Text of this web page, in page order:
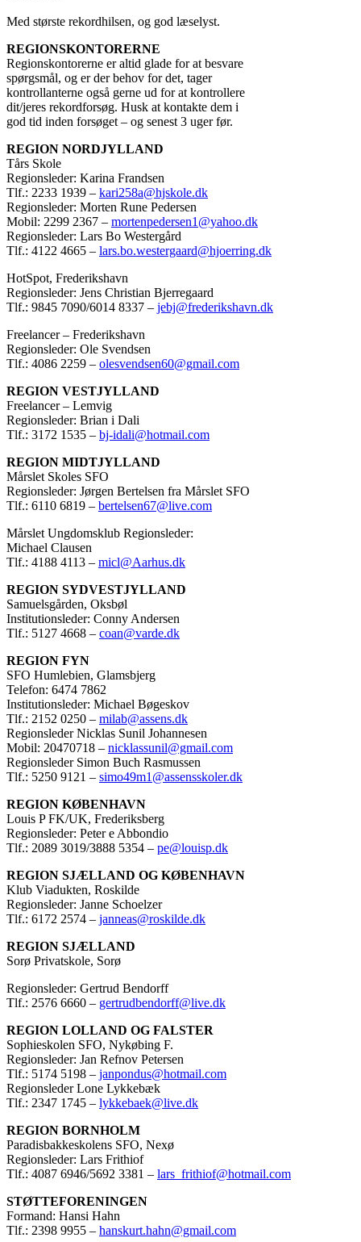
Med største rekordhilsen, og god læselyst.
REGIONSKONTORERNE
Regionskontorerne er altid glade for at besvare
spørgsmål, og er der behov for det, tager
kontrollanterne også gerne ud for at kontrollere
dit/jeres rekordforsøg. Husk at kontakte dem i
god tid inden forsøget – og senest 3 uger før.
REGION NORDJYLLAND
Tårs Skole
Regionsleder: Karina Frandsen
Tlf.: 2233 1939 – kari258a@hjskole.dk
Regionsleder: Morten Rune Pedersen
Mobil: 2299 2367 – mortenpedersen1@yahoo.dk
Regionsleder: Lars Bo Westergård
Tlf.: 4122 4665 – lars.bo.westergaard@hjoerring.dk
HotSpot, Frederikshavn
Regionsleder: Jens Christian Bjerregaard
Tlf.: 9845 7090/6014 8337 – jebj@frederikshavn.dk
Freelancer – Frederikshavn
Regionsleder: Ole Svendsen
Tlf.: 4086 2259 – olesvendsen60@gmail.com
REGION VESTJYLLAND
Freelancer – Lemvig
Regionsleder: Brian i Dali
Tlf.: 3172 1535 – bj-idali@hotmail.com
REGION MIDTJYLLAND
Mårslet Skoles SFO
Regionsleder: Jørgen Bertelsen fra Mårslet SFO
Tlf.: 6110 6819 – bertelsen67@live.com
Mårslet Ungdomsklub Regionsleder:
Michael Clausen
Tlf.: 4188 4113 – micl@Aarhus.dk
REGION SYDVESTJYLLAND
Samuelsgården, Oksbøl
Institutionsleder: Conny Andersen
Tlf.: 5127 4668 – coan@varde.dk
REGION FYN
SFO Humlebien, Glamsbjerg
Telefon: 6474 7862
Institutionsleder: Michael Bøgeskov
Tlf.: 2152 0250 – milab@assens.dk
Regionsleder Nicklas Sunil Johannesen
Mobil: 20470718 – nicklassunil@gmail.com
Regionsleder Simon Buch Rasmussen
Tlf.: 5250 9121 – simo49m1@assensskoler.dk
REGION KØBENHAVN
Louis P FK/UK, Frederiksberg
Regionsleder: Peter e Abbondio
Tlf.: 2089 3019/3888 5354 – pe@louisp.dk
REGION SJÆLLAND OG KØBENHAVN
Klub Viadukten, Roskilde
Regionsleder: Janne Schoelzer
Tlf.: 6172 2574 – janneas@roskilde.dk
REGION SJÆLLAND
Sorø Privatskole, Sorø
Regionsleder: Gertrud Bendorff
Tlf.: 2576 6660 – gertrudbendorff@live.dk
REGION LOLLAND OG FALSTER
Sophieskolen SFO, Nykøbing F.
Regionsleder: Jan Refnov Petersen
Tlf.: 5174 5198 – janpondus@hotmail.com
Regionsleder Lone Lykkebæk
Tlf.: 2347 1745 – lykkebaek@live.dk
REGION BORNHOLM
Paradisbakkeskolens SFO, Nexø
Regionsleder: Lars Frithiof
Tlf.: 4087 6946/5692 3381 – lars_frithiof@hotmail.com
STØTTEFORENINGEN
Formand: Hansi Hahn
Tlf.: 2398 9955 – hanskurt.hahn@gmail.com